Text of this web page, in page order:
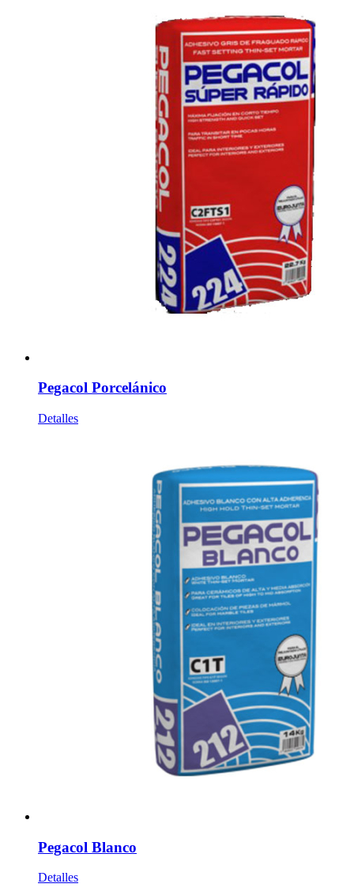
Pegacol Porcelánico
Detalles
Pegacol Blanco
Detalles